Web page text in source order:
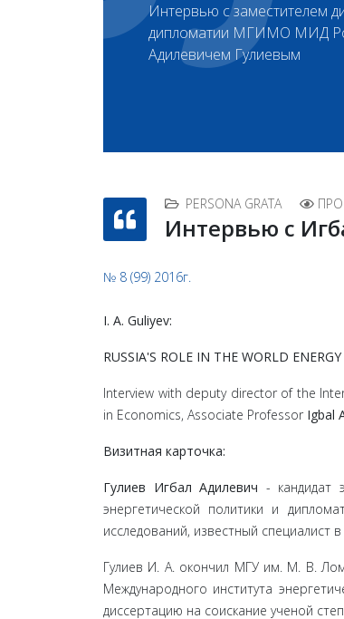
Интервью с заместителем
дипломатии МГИМО МИД
Адилевичем Гулиевым
PERSONA GRATA
Интервью с
№ 8 (99) 2016г.
I. A. Guliyev:
RUSSIA'S ROLE IN THE WORLD ENERGY
Interview with deputy director of the
in Economics, Associate Professor Igbal
Визитная карточка:
Гулиев Игбал Адилевич - кандидат
энергетической политики и
исследований, известный специалист
Гулиев И. А. окончил МГУ им. М. В.
Между­народного института
диссертацию на соискание ученой